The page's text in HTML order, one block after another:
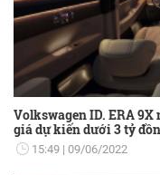
Volkswagen ID. ERA 9X
giá dự kiến dưới 3 tỷ
15:49 09/06/2022